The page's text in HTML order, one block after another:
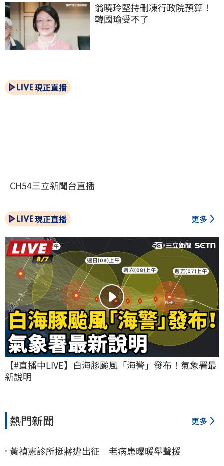
翁曉玲堅持刪凍行政院預算！
韓國瑜受不了
現正直播
CH54三立新聞台直播
現正直播 更多
【#直播中LIVE】白海豚颱風「海警」發布！氣象署最
新說明
熱門新聞 更多
黃禎憲診所挺蔣遭出征 老病患曝暖舉聲援